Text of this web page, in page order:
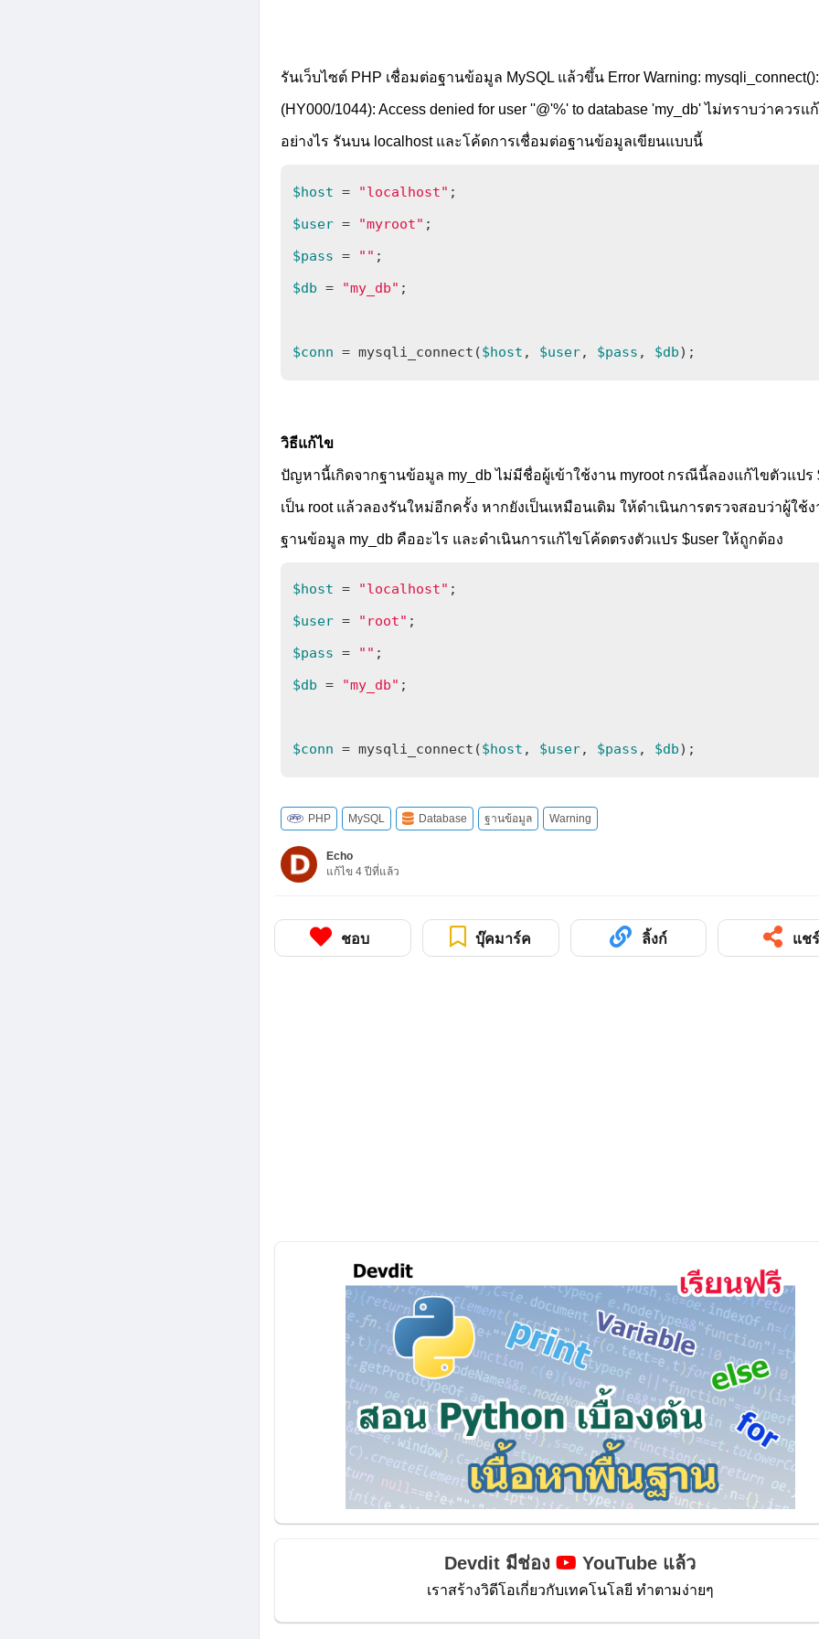
รันเว็บไซต์ PHP เชื่อมต่อฐานข้อมูล MySQL แล้วขึ้น Error Warning: mysqli_connect():
(HY000/1044): Access denied for user ''@'%' to database 'my_db' ไม่ทราบว่าควรแ
อย่างไร รันบน localhost และโค้ดการเชื่อมต่อฐานข้อมูลเขียนแบบนี้
$host = "localhost"
$user = "myroot"
$pass = ""
$db = "my_db" ;
$conn = mysqli_connect($host , $user, $pass , $db);
วิธีแก้ไข
ปัญหานี้เกิดจากฐานข้อมูล my_db ไม่มีชื่อผู้เข้าใช้งาน myroot กรณีนี้ลองแก้ไขตัวแปร
เป็น root แล้วลองรันใหม่อีกครั้ง หากยังเป็นเหมือนเดิม ให้ดำเนินการตรวจสอบว่าผู้ใช้
ฐานข้อมูล my_db คืออะไร และดำเนินการแก้ไขโค้ดตรงตัวแปร $user ให้ถูกต้อง
$host = "localhost"
$user = "root"
$pass = ""
$db = "my_db" ;
$conn = mysqli_connect($host , $user, $pass , $db);
PHP MySQL Database ฐานข้อมูล Warning
Echo
แก้ไข 4 ปีที่แล้ว
ชอบ บุ๊คมาร์ค ลิ้งก์ แชร์
Devdit มีช่อง YouTube แล้ว
เราสร้างวิดีโอเกี่ยวกับเทคโนโลยี ทำตามง่ายๆ